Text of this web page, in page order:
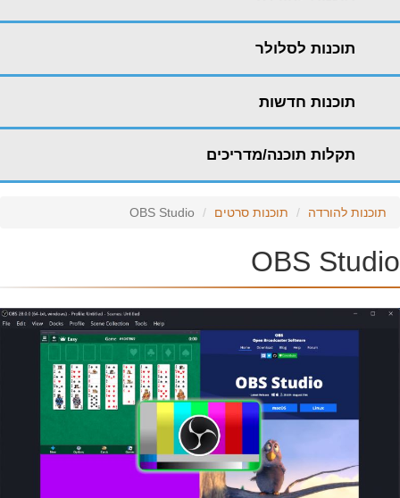
תוכנות לסלולר
תוכנות חדשות
תקלות תוכנה/מדריכים
תוכנות להורדה תוכנות סרטים OBS Studio
OBS